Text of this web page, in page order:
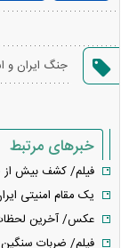
جنگ ایران و
خبرهای مرتبط
فیلم/ کشف بیش از ۱۰ هزار ریزپرنده در تهران
یک مقام امنیتی
عکس/ آخرین
فیلم/ ضربات